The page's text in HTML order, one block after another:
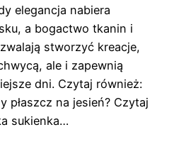
elegancja nabiera
a bogactwo tkanin i
stworzyć kreacje,
ale i zapewnią
dni. Czytaj również:
płaszcz na jesień? Czytaj
sukienka…